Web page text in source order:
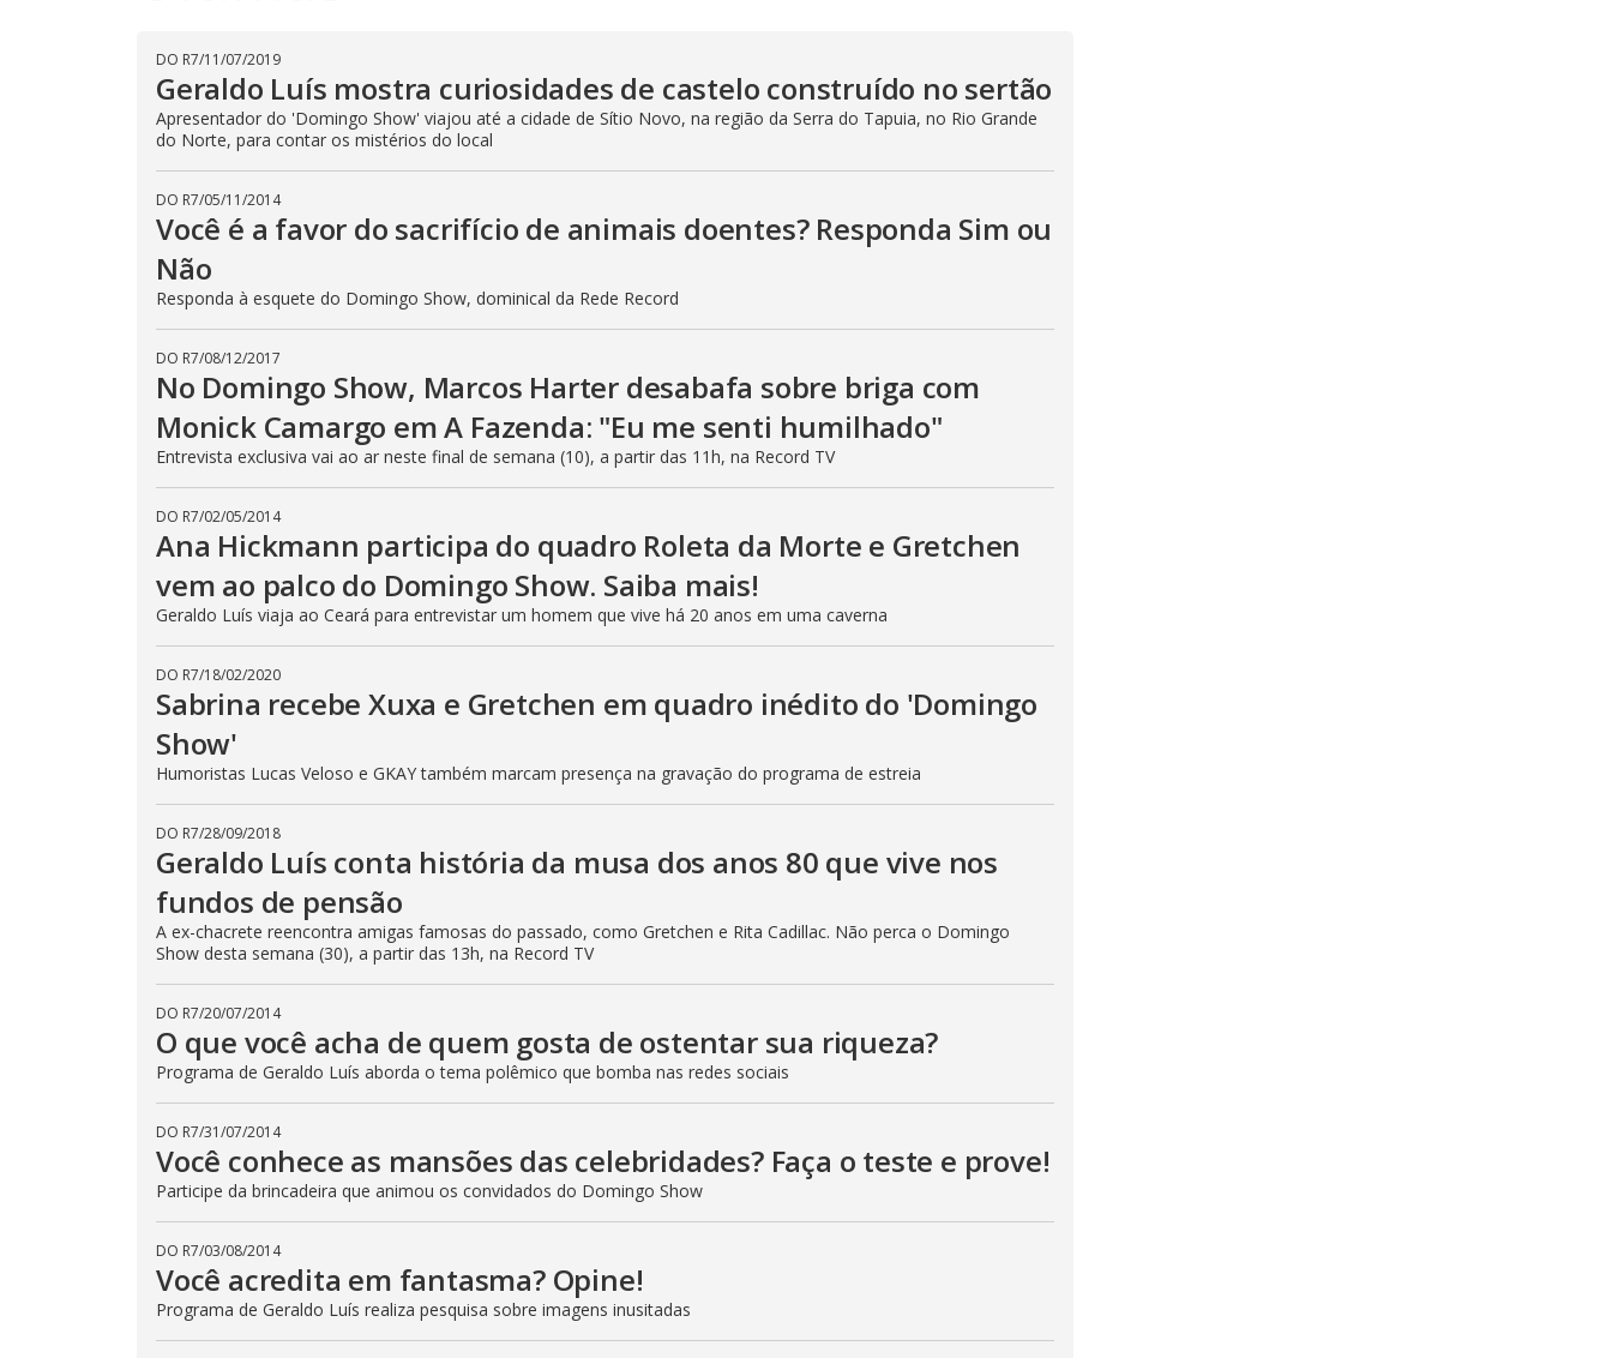
i
d
e
o
DO R7/11/07/2019
Geraldo Luís mostra curiosidades de castelo construído no sertão
Apresentador do 'Domingo Show' viajou até a cidade de Sítio Novo, na região da Serra do Tapuia, no Rio Grande
do Norte, para contar os mistérios do local
DO R7/05/11/2014
Você é a favor do sacrifício de animais doentes? Responda Sim ou
Não
Responda à esquete do Domingo Show, dominical da Rede Record
DO R7/08/12/2017
No Domingo Show, Marcos Harter desabafa sobre briga com
Monick Camargo em A Fazenda: "Eu me senti humilhado"
Entrevista exclusiva vai ao ar neste final de semana (10), a partir das 11h, na Record TV
DO R7/02/05/2014
Ana Hickmann participa do quadro Roleta da Morte e Gretchen
vem ao palco do Domingo Show. Saiba mais!
Geraldo Luís viaja ao Ceará para entrevistar um homem que vive há 20 anos em uma caverna
DO R7/18/02/2020
Sabrina recebe Xuxa e Gretchen em quadro inédito do 'Domingo
Show'
Humoristas Lucas Veloso e GKAY também marcam presença na gravação do programa de estreia
DO R7/28/09/2018
Geraldo Luís conta história da musa dos anos 80 que vive nos
fundos de pensão
A ex-chacrete reencontra amigas famosas do passado, como Gretchen e Rita Cadillac. Não perca o Domingo
Show desta semana (30), a partir das 13h, na Record TV
DO R7/20/07/2014
O que você acha de quem gosta de ostentar sua riqueza?
Programa de Geraldo Luís aborda o tema polêmico que bomba nas redes sociais
DO R7/31/07/2014
Você conhece as mansões das celebridades? Faça o teste e prove!
Participe da brincadeira que animou os convidados do Domingo Show
DO R7/03/08/2014
Você acredita em fantasma? Opine!
Programa de Geraldo Luís realiza pesquisa sobre imagens inusitadas